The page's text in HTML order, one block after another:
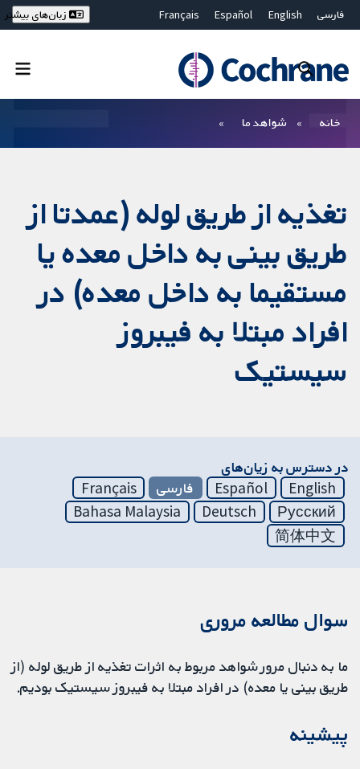
فارسی English
Español
Français
Bahasa Malaysia
ไทย
繁體中文
زبان‌های بیشتر
خانه شواهد ما
تغذیه از طریق لوله (عمدتا از
طریق بینی به داخل معده یا
مستقیما به داخل معده) در
افراد مبتلا به فیبروز
سیستیک
در دسترس به زیان‌های
English
Español فارسی
Français
Русский
Deutsch
Bahasa Malaysia
简体中文
سوال مطالعه مروری
ما به دنبال مرور شواهد مربوط به اثرات تغذیه از طریق لوله (از
طریق بینی یا معده) در افراد مبتلا به فیبروز سیستیک بودیم.
پیشینه